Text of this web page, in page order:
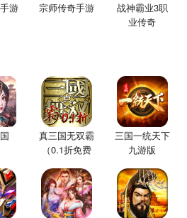
游 宗师传奇手游
战神霸业3职
业传奇
真三国无双霸
（0.1折免费
三国一统天下
九游版